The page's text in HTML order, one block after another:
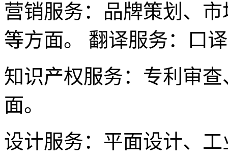
营销服务：品牌策划、
等方面。 翻译服务：口
知识产权服务：专利审
面。
设计服务：平面设计、